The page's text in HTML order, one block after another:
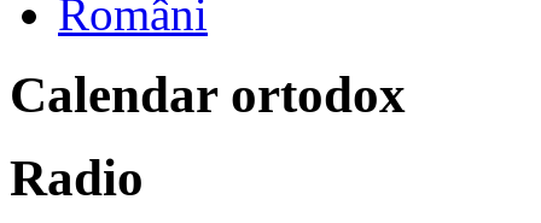
Calendar ortodox
Radio